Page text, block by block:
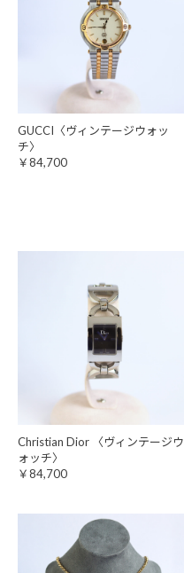
GUCCI〈ヴィンテージウォッ
チ〉
￥84,700
Christian Dior 〈ヴィンテージウ
ォッチ〉
￥84,700